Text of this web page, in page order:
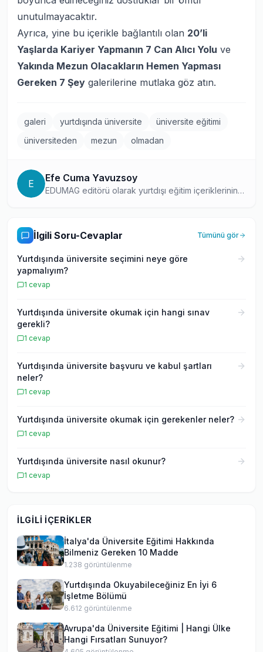
unutulmayacaktır.
Ayrıca, yine bu içerikle bağlantılı olan 20’li
Yaşlarda Kariyer Yapmanın 7 Can Alıcı Yolu ve
Yakında Mezun Olacakların Hemen Yapması
Gereken 7 Şey galerilerine mutlaka göz atın.
galeri yurtdışında üniversite
üniversite eğitimi
üniversiteden
mezun olmadan
E Efe Cuma Yavuzsoy
EDUMAG editörü olarak yurtdışı eğitim içeriklerinin
koruyarak, okuyuculara güncel ve doğru bilgiler
İlgili Soru-Cevaplar Tümünü gör
Yurtdışında üniversite seçimini neye göre
yapmalıyım?
1 cevap
Yurtdışında üniversite okumak için hangi sınav
gerekli?
1 cevap
Yurtdışında üniversite başvuru ve kabul şartları
neler?
1 cevap
Yurtdışında üniversite okumak için gerekenler neler?
1 cevap
Yurtdışında üniversite nasıl okunur?
1 cevap
İLGILI İÇERIKLER
İtalya'da Üniversite Eğitimi Hakkında
Bilmeniz Gereken 10 Madde
1.238 görüntülenme
Yurtdışında Okuyabileceğiniz En İyi 6
İşletme Bölümü
6.612 görüntülenme
Avrupa'da Üniversite Eğitimi | Hangi Ülke
Hangi Fırsatları Sunuyor?